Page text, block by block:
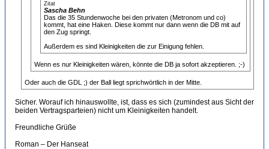
Zitat
Sascha Behn
Das die 35 Stundenwoche bei den privaten (Metronom und co)
kommt, hat eine Haken. Diese kommt nur dann wenn die DB mit auf
den Zug springt.
Außerdem es sind Kleinigkeiten die zur Einigung fehlen.
Wenn es nur Kleinigkeiten wären, könnte die DB ja sofort akzeptieren. ;-)
Oder auch die GDL ;) der Ball liegt sprichwörtlich in der Mitte.
Sicher. Worauf ich hinauswollte, ist, dass es sich (zumindest aus Sicht der
beiden Vertragsparteien) nicht um Kleinigkeiten handelt.
Freundliche Grüße
Roman – Der Hanseat